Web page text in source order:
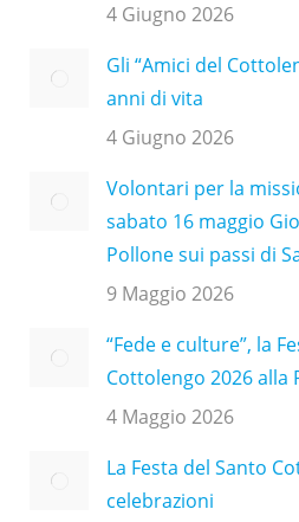
4 Giugno 2026
Gli “Amici del
anni di vita
4 Giugno 2026
Volontari per la
sabato 16 maggio
Pollone sui passi di
9 Maggio 2026
“Fede e culture”, la
Cottolengo 2026 alla
4 Maggio 2026
La Festa del Santo
celebrazioni